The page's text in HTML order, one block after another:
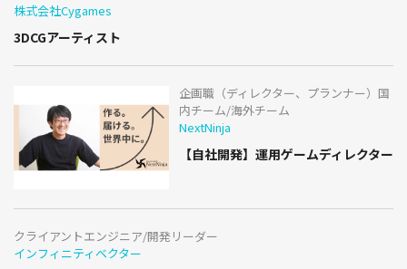
株式会社Cygames
3DCGアーティスト
企画職（ディレクター、プランナー）国
内チーム/海外チーム
NextNinja
【自社開発】運用ゲームディレクター
クライアントエンジニア/開発リーダー
インフィニティベクター